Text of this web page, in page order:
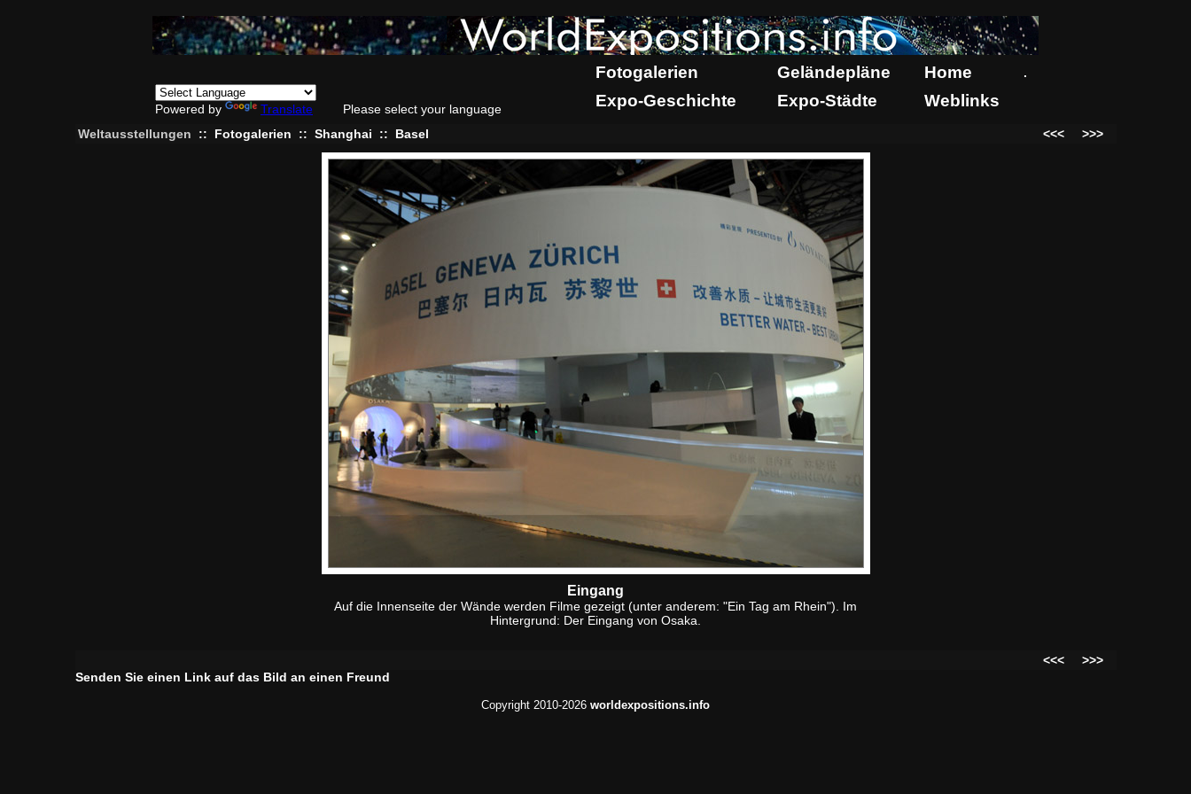
Powered by Translate Please select your language
Fotogalerien Geländepläne Home .
Expo-Geschichte Expo-Städte Weblinks
Weltausstellungen :: Fotogalerien :: Shanghai :: Basel <<< >>>
Eingang
Auf die Innenseite der Wände werden Filme gezeigt (unter anderem: "Ein Tag am Rhein"). Im
Hintergrund: Der Eingang von Osaka.
<<<
>>>
Senden Sie einen Link auf das Bild an einen Freund
Copyright 2010-2026 worldexpositions.info